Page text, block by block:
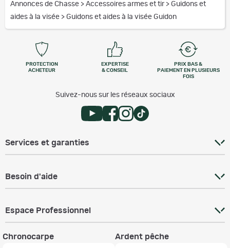
Annonces de Chasse > Accessoires armes et tir > Guidons et
aides à la visée > Guidons et aides à la visée Guidon
PROTECTION
ACHETEUR
EXPERTISE
& CONSEIL
PRIX BAS &
PAIEMENT EN PLUSIEURS
FOIS
Suivez-nous sur les réseaux sociaux
Services et garanties
Besoin d'aide
Espace Professionnel
Chronocarpe Ardent pêche